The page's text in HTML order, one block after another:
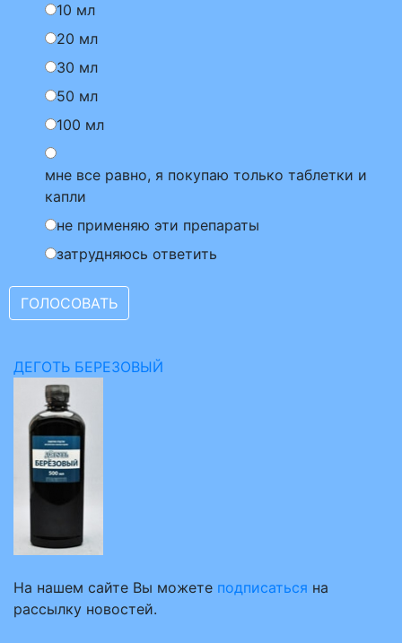
10 мл
20 мл
30 мл
50 мл
100 мл
мне все равно, я покупаю только таблетки и
капли
не применяю эти препараты
затрудняюсь ответить
ДЕГОТЬ БЕРЕЗОВЫЙ
На нашем сайте Вы можете подписаться на
рассылку новостей.